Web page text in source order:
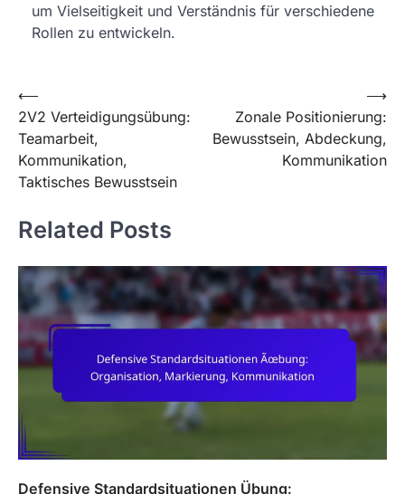
um Vielseitigkeit und Verständnis für verschiedene
Rollen zu entwickeln.
Post
navigation
⟵
2V2 Verteidigungsübung:
Teamarbeit,
Kommunikation,
Taktisches Bewusstsein
Zonale Positionierung:
Bewusstsein, Abdeckung,
Kommunikation
⟶
Related Posts
Defensive Standardsituationen Übung: